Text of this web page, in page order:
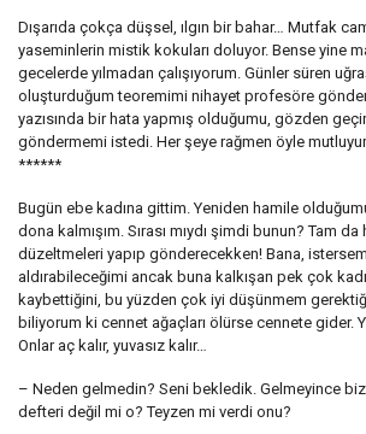
Dışarıda çokça düşsel, ılgın bir bahar… Mutfak
yaseminlerin mistik kokuları doluyor. Bense yine
gecelerde yılmadan çalışıyorum. Günler süren
oluşturduğum teoremimi nihayet profesöre
yazısında bir hata yapmış olduğumu, gözden
göndermemi istedi. Her şeye rağmen öyle
******
Bugün ebe kadına gittim. Yeniden hamile
dona kalmışım. Sırası mıydı şimdi bunun? Tam
düzeltmeleri yapıp gönderecekken! Bana,
aldırabileceğimi ancak buna kalkışan pek çok
kaybettiğini, bu yüzden çok iyi düşünmem
biliyorum ki cennet ağaçları ölürse cennete gider.
Onlar aç kalır, yuvasız kalır…
– Neden gelmedin? Seni bekledik. Gelmeyince
defteri değil mi o? Teyzen mi verdi onu?